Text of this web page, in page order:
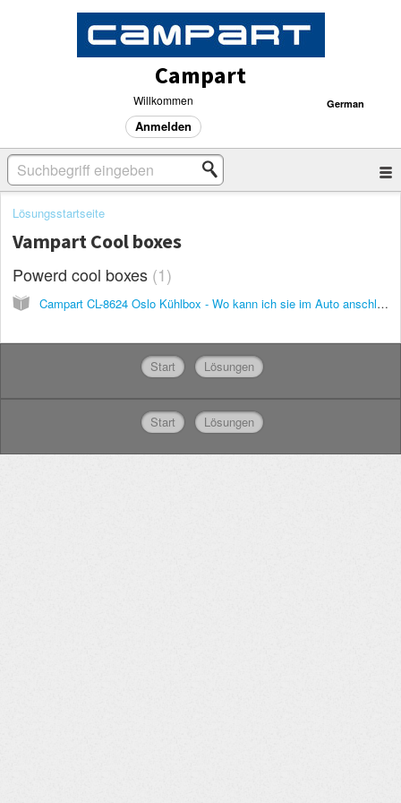
Campart
German
Willkommen
Anmelden
Lösungsstartseite
Vampart Cool boxes
Powerd cool boxes 1
Campart CL-8624 Oslo Kühlbox - Wo kann ich sie im Auto anschließen und muss der Motor laufen, damit sie funktioniert?
Start Lösungen
Start Lösungen